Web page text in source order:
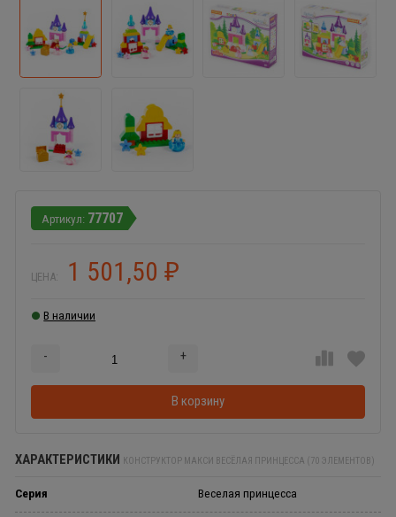
77707
ЦЕНА: 1 501,50 ₽
В наличии
- +
В корзину
ХАРАКТЕРИСТИКИ КОНСТРУКТОР МАКСИ ВЕСЁЛАЯ ПРИНЦЕССА (70 ЭЛЕМЕНТОВ)
Серия Веселая принцесса